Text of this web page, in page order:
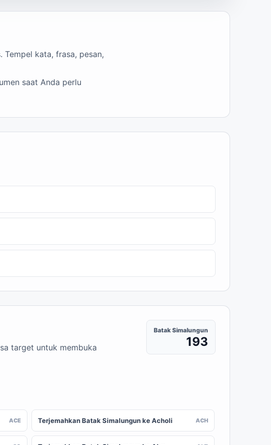
Tempel kata, frasa, pesan,
saat Anda perlu
target untuk membuka
Batak Simalungun
193
ACE Terjemahkan Batak Simalungun ke Acholi ACH